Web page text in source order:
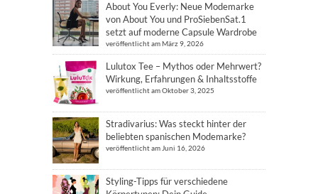
About You Everly: Neue Modemarke
von About You und ProSiebenSat.1
setzt auf moderne Capsule Wardrobe
veröffentlicht am März 9, 2026
Lulutox Tee – Mythos oder Mehrwert?
Wirkung, Erfahrungen & Inhaltsstoffe
veröffentlicht am Oktober 3, 2025
Stradivarius: Was steckt hinter der
beliebten spanischen Modemarke?
veröffentlicht am Juni 16, 2026
Styling-Tipps für verschiedene